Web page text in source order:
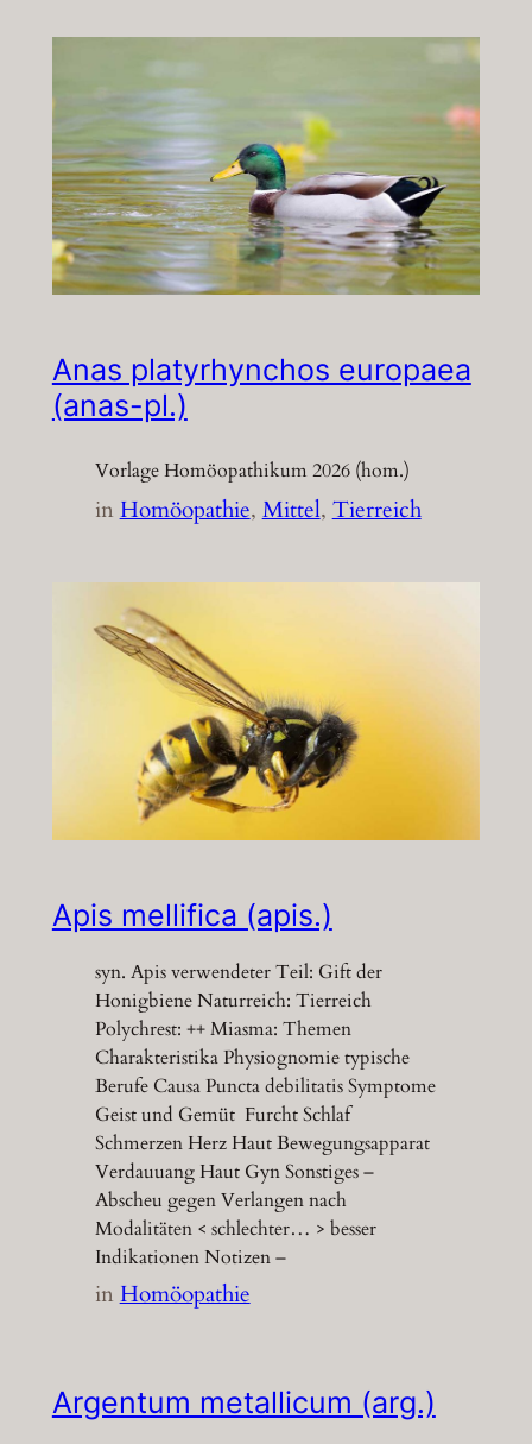
Anas platyrhynchos europaea
(anas-pl.)
Vorlage Homöopathikum 2026 (hom.)
inHomöopathie, Mittel, Tierreich
Apis mellifica (apis.)
syn. Apis verwendeter Teil: Gift der
Honigbiene Naturreich: Tierreich
Polychrest: ++ Miasma: Themen
Charakteristika Physiognomie typische
Berufe Causa Puncta debilitatis Symptome
Geist und Gemüt Furcht Schlaf
Schmerzen Herz Haut Bewegungsapparat
Verdauuang Haut Gyn Sonstiges –
Abscheu gegen Verlangen nach
Modalitäten < schlechter… > besser
Indikationen Notizen –
inHomöopathie
Argentum metallicum (arg.)